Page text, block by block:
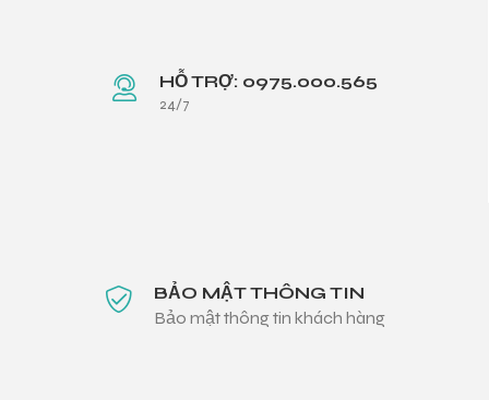
HỖ TRỢ: 0975.000.565
24/7
BẢO MẬT THÔNG TIN
Bảo mật thông tin khách hàng